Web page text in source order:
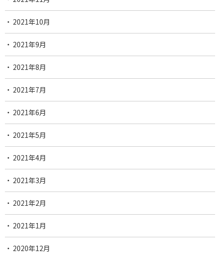
2021年10月
2021年9月
2021年8月
2021年7月
2021年6月
2021年5月
2021年4月
2021年3月
2021年2月
2021年1月
2020年12月